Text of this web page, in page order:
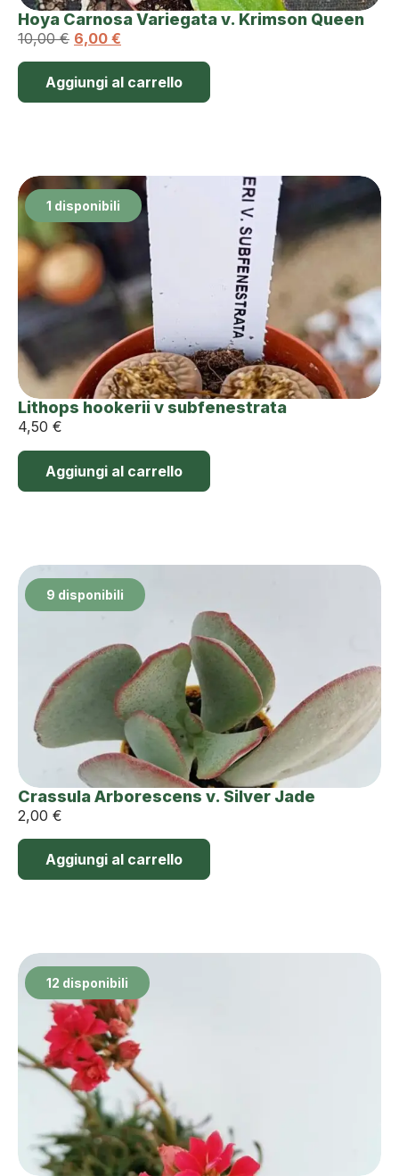
Hoya Carnosa Variegata v. Krimson Queen
10,00€ 6,00 €
Aggiungi al carrello
1 disponibili
Lithops hookerii v subfenestrata
4,50 €
Aggiungi al carrello
9 disponibili
Crassula Arborescens v. Silver Jade
2,00 €
Aggiungi al carrello
12 disponibili